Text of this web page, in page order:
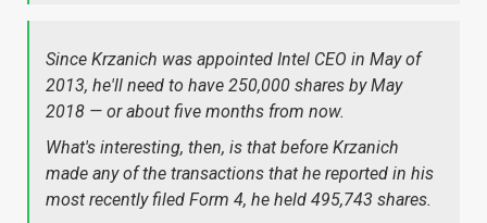
Since Krzanich was appointed Intel CEO in May of
2013, he'll need to have 250,000 shares by May
2018 — or about five months from now.
What's interesting, then, is that before Krzanich
made any of the transactions that he reported in his
most recently filed Form 4, he held 495,743 shares.